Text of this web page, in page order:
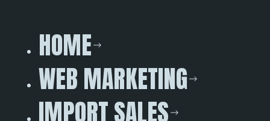
HOME
WEB MARKETING
IMPORT SALES